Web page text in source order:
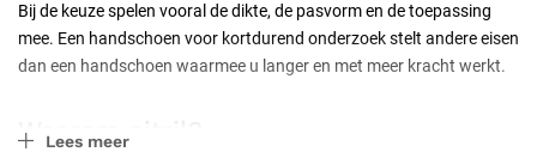
Bij de keuze spelen vooral de dikte, de pasvorm en de toepassing
mee. Een handschoen voor kortdurend onderzoek stelt andere eisen
dan een handschoen waarmee u langer en met meer kracht werkt.
Waarom nitril?
Lees meer